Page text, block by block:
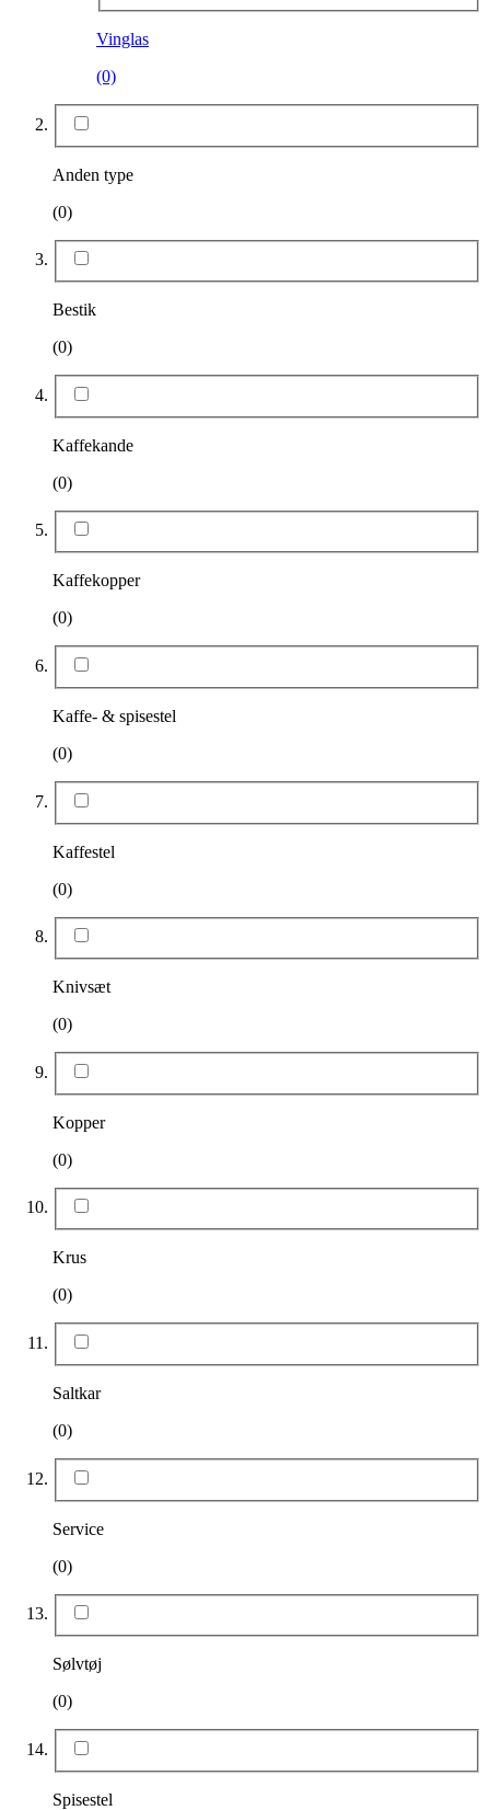
Vinglas
(0)
Anden type
(0)
Bestik
(0)
Kaffekande
(0)
Kaffekopper
(0)
Kaffe- & spisestel
(0)
Kaffestel
(0)
Knivsæt
(0)
Kopper
(0)
Krus
(0)
Saltkar
(0)
Service
(0)
Sølvtøj
(0)
Spisestel